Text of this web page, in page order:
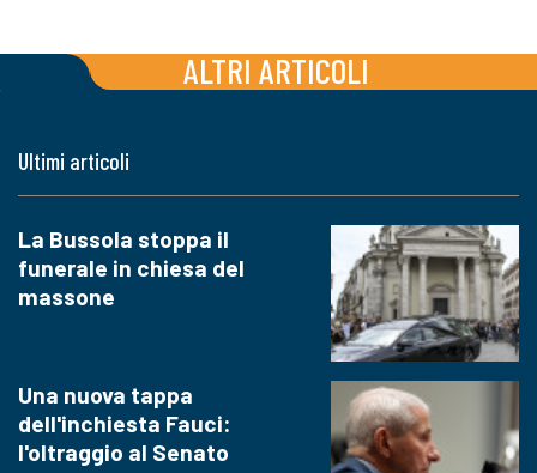
ALTRI ARTICOLI
Ultimi articoli
La Bussola stoppa il
funerale in chiesa del
massone
Una nuova tappa
dell'inchiesta Fauci:
l'oltraggio al Senato